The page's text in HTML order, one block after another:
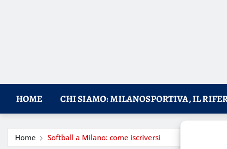
HOME CHI SIAMO: MILANOSPORTIVA, IL
Home Softball a Milano: come iscriversi